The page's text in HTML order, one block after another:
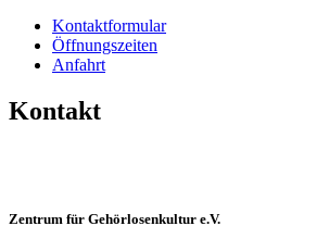
Kontaktformular
Öffnungszeiten
Anfahrt
Kontakt
Zentrum für Gehörlosenkultur e.V.